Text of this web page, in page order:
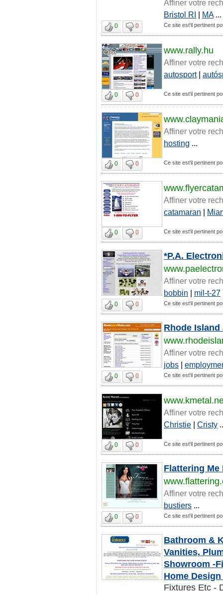
Affiner votre
Bristol RI | MA...
0 0 Ce site est'il pertinent
www.rally.hu
Affiner votre
autosport|
0 0 Ce site est'il pertinent
Affiner votre
hosting ...
0 0 Ce site est'il pertinent
Affiner votre
catamaran |
0 0 Ce site est'il pertinent
*P.A.
Affiner votre
bobbin | mil-t-27
0 0 Ce site est'il pertinent
Rhode
Affiner votre
jobs |
0 0 Ce site est'il pertinent
Affiner votre
Christie | Cristy
0 0 Ce site est'il pertinent
Flattering
Affiner votre
bustiers ...
0 0 Ce site est'il pertinent
Bathroom &
Vanities,
Showroom -
Home
Fixtures Etc -